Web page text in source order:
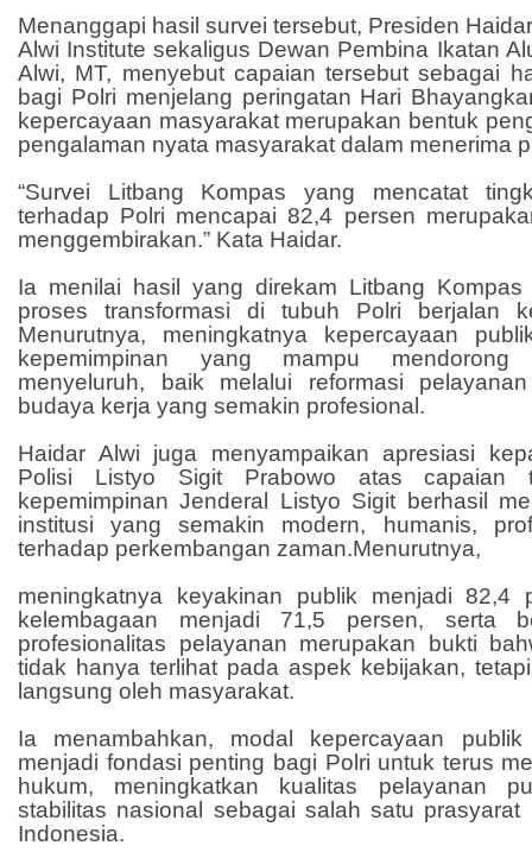
Menanggapi hasil survei tersebut, Presiden
Alwi Institute sekaligus Dewan Pembina Ikatan
Alwi, MT, menyebut capaian tersebut sebagai
bagi Polri menjelang peringatan Hari
kepercayaan masyarakat merupakan bentuk
pengalaman nyata masyarakat dalam menerima
“Survei Litbang Kompas yang mencatat
terhadap Polri mencapai 82,4 persen
menggembirakan.” Kata Haidar.
Ia menilai hasil yang direkam Litbang Kompas
proses transformasi di tubuh Polri berjalan
Menurutnya, meningkatnya kepercayaan
kepemimpinan yang mampu mendorong
menyeluruh, baik melalui reformasi
budaya kerja yang semakin profesional.
Haidar Alwi juga menyampaikan apresiasi
Polisi Listyo Sigit Prabowo atas capaian
kepemimpinan Jenderal Listyo Sigit berhasil
institusi yang semakin modern, humanis,
terhadap perkembangan zaman.Menurutnya,
meningkatnya keyakinan publik menjadi 82,4
kelembagaan menjadi 71,5 persen, serta
profesionalitas pelayanan merupakan bukti
tidak hanya terlihat pada aspek kebijakan,
langsung oleh masyarakat.
Ia menambahkan, modal kepercayaan
menjadi fondasi penting bagi Polri untuk terus
hukum, meningkatkan kualitas pelayanan
stabilitas nasional sebagai salah satu prasyarat
Indonesia.